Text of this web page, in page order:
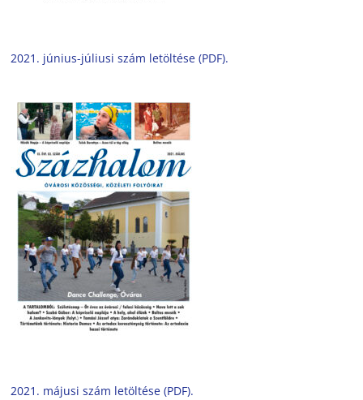
2021. június-júliusi szám letöltése (PDF).
2021. májusi szám letöltése (PDF).